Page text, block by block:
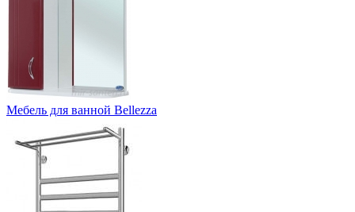
Мебель для ванной Bellezza